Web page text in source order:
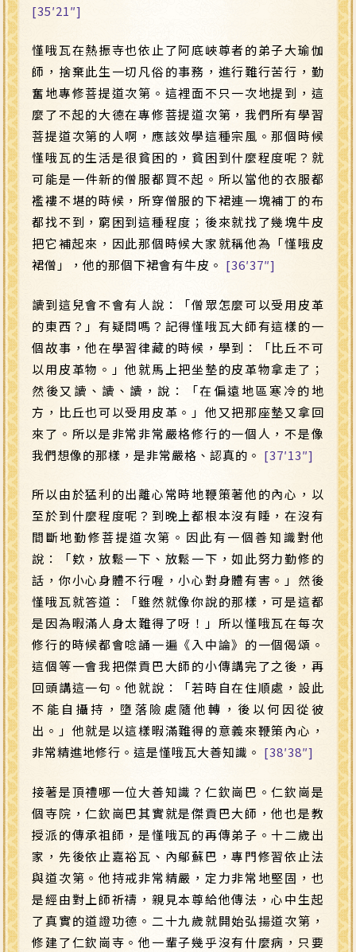
[35′21″]
慬哦瓦在熱振寺也依止了阿底峽尊者的弟子大瑜伽
師，捨棄此生一切凡俗的事務，進行難行苦行，勤
奮地專修菩提道次第。這裡面不只一次地提到，這
麼了不起的大德在專修菩提道次第，我們所有學習
菩提道次第的人啊，應該效學這種宗風。那個時候
慬哦瓦的生活是很貧困的，貧困到什麼程度呢？就
可能是一件新的僧服都買不起。所以當他的衣服都
襤褸不堪的時候，所穿僧服的下裙連一塊補丁的布
都找不到，窮困到這種程度；後來就找了幾塊牛皮
把它補起來，因此那個時候大家就稱他為「慬哦皮
裙僧」，他的那個下裙會有牛皮。 [36′37″]
讀到這兒會不會有人說：「僧眾怎麼可以受用皮革
的東西？」有疑問嗎？記得慬哦瓦大師有這樣的一
個故事，他在學習律藏的時候，學到：「比丘不可
以用皮革物。」他就馬上把坐墊的皮革物拿走了；
然後又讀、讀、讀，說：「在偏遠地區寒冷的地
方，比丘也可以受用皮革。」他又把那座墊又拿回
來了。所以是非常非常嚴格修行的一個人，不是像
我們想像的那樣，是非常嚴格、認真的。 [37′13″]
所以由於猛利的出離心常時地鞭策著他的內心，以
至於到什麼程度呢？到晚上都根本沒有睡，在沒有
間斷地勤修菩提道次第。因此有一個善知識對他
說：「欸，放鬆一下、放鬆一下，如此努力勤修的
話，你小心身體不行喔，小心對身體有害。」然後
慬哦瓦就答道：「雖然就像你說的那樣，可是這都
是因為暇滿人身太難得了呀！」所以慬哦瓦在每次
修行的時候都會唸誦一遍《入中論》的一個偈頌。
這個等一會我把傑貢巴大師的小傳講完了之後，再
回頭講這一句。他就說：「若時自在住順處，設此
不能自攝持，墮落險處隨他轉，後以何因從彼
出。」他就是以這樣暇滿難得的意義來鞭策內心，
非常精進地修行。這是慬哦瓦大善知識。 [38′38″]
接著是頂禮哪一位大善知識？仁欽崗巴。仁欽崗是
個寺院，仁欽崗巴其實就是傑貢巴大師，他也是教
授派的傳承祖師，是慬哦瓦的再傳弟子。十二歲出
家，先後依止嘉裕瓦、內鄔蘇巴，專門修習依止法
與道次第。他持戒非常精嚴，定力非常地堅固，也
是經由對上師祈禱，親見本尊給他傳法，心中生起
了真實的道證功德。二十九歲就開始弘揚道次第，
修建了仁欽崗寺。他一輩子幾乎沒有什麼病，只要